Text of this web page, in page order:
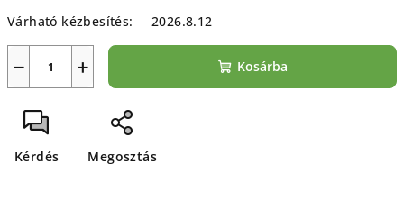
Várható kézbesítés:
2026.8.12
+
− Kosárba
Kérdés Megosztás